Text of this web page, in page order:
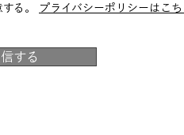
る。 プライバシーポリシーはこち
する